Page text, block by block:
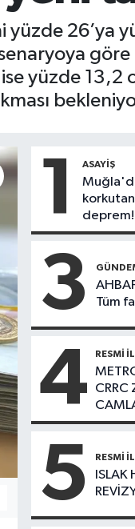
yüzde 26’ya
göre
yüzde 13,2
1 ASAYIŞ
korkutan
deprem!
3
Tüm
4 RESMI
CRRC
5 RESMI
ISLAK